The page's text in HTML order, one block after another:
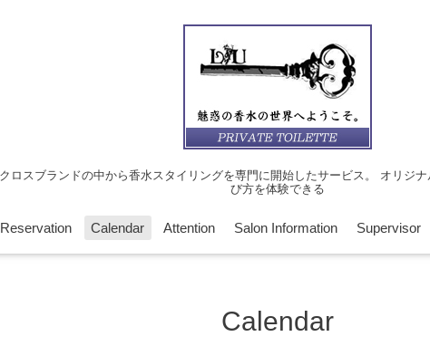
ロスブランドの中から香水スタイリングを専門に開始したサービス。 オリジ
び方を体験できる
Reservation Calendar Attention Salon Information Supervisor
Calendar